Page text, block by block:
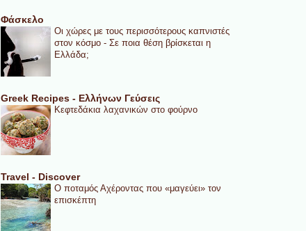
Φάσκελο
Οι χώρες με τους περισσότερους καπνιστές
στον κόσμο - Σε ποια θέση βρίσκεται η
Ελλάδα;
Greek Recipes - Ελλήνων Γεύσεις
Κεφτεδάκια λαχανικών στο φούρνο
Travel - Discover
Ο ποταμός Αχέροντας που «μαγεύει» τον
επισκέπτη